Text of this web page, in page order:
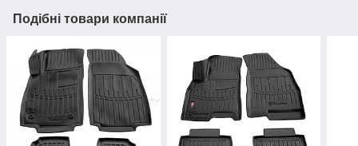
Подібні товари компанії